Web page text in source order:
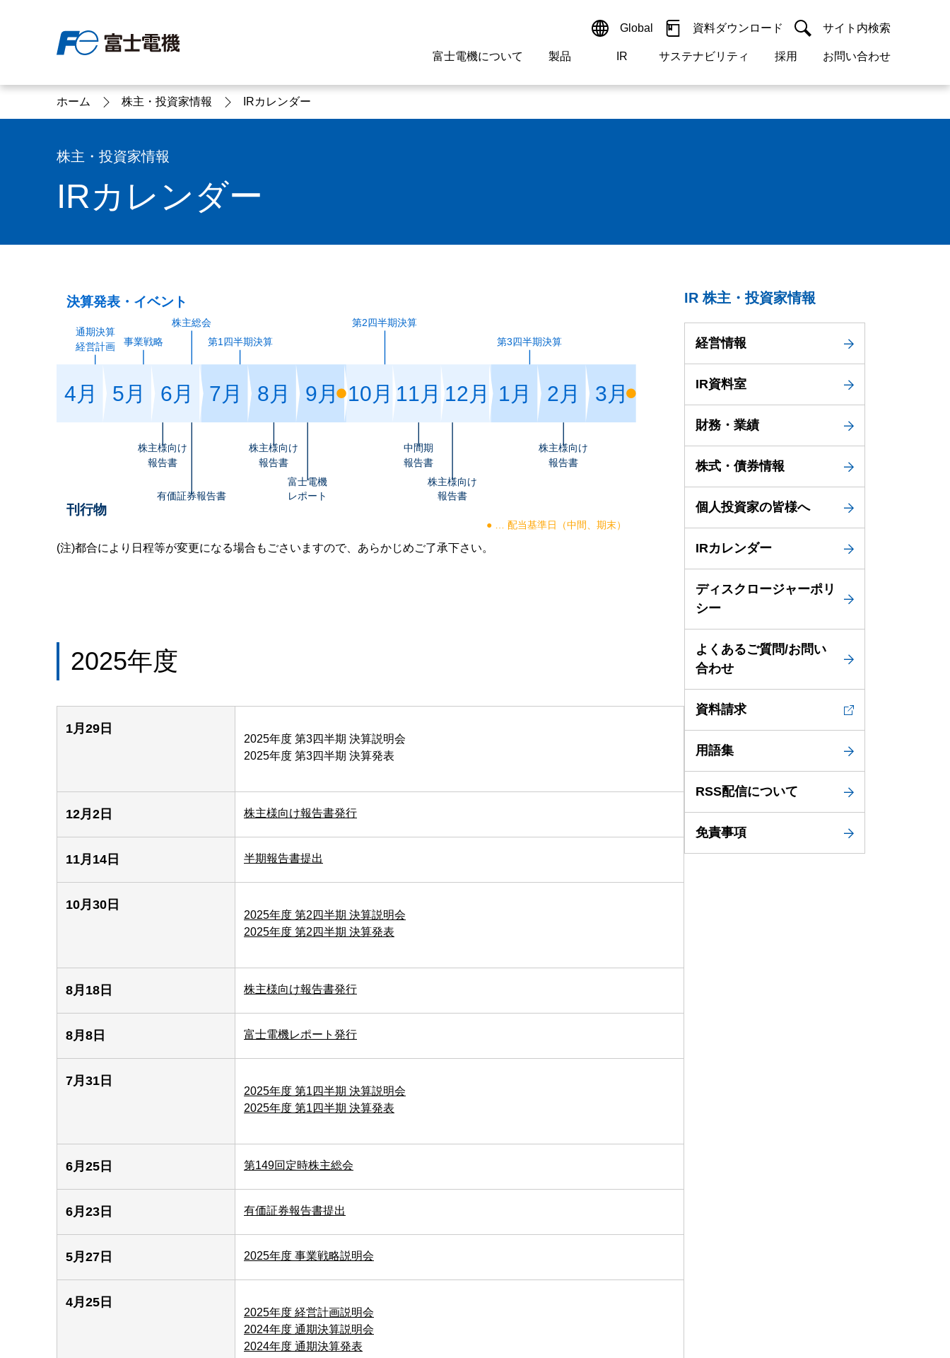
Global 資料ダウンロード サイト内検索
検索
富士電機について
富士電機について
富士電機についてのトップ
製品
製品情報
製品情報のトップへ
半導体
自動販売機・店舗 ソリューション
セミナー・研修情報
IR
IR 株主・投資家情報
株主・投資家情報のトップ
サステナビリティ
サステナビリティ
サステナビリティのトップ
採用
採用情報
採用情報のトップへ
お問い合わせ
お問い合わせ
お問い合わせのトップへ
ホーム 株主・投資家情報 IRカレンダー
株主・投資家情報
IRカレンダー
決算発表・イベント
4月 5月 6月 7月 8月 9月 10月 11月 12月 1月 2月 3月
通期決算
経営計画
事業戦略
株主総会
第1四半期決算
第2四半期決算
第3四半期決算
株主様向け
報告書
有価証券報告書
株主様向け
報告書
富士電機
レポート
中間期
報告書
株主様向け
報告書
株主様向け
報告書
刊行物
● … 配当基準日（中間、期末）
(注)都合により日程等が変更になる場合もごさいますので、あらかじめご了承下さい。
2025年度
1月29日
2025年度 第3四半期 決算説明会
2025年度 第3四半期 決算発表
12月2日 株主様向け報告書発行
11月14日 半期報告書提出
10月30日
2025年度 第2四半期 決算説明会
2025年度 第2四半期 決算発表
8月18日 株主様向け報告書発行
8月8日 富士電機レポート発行
7月31日
2025年度 第1四半期 決算説明会
2025年度 第1四半期 決算発表
6月25日 第149回定時株主総会
6月23日 有価証券報告書提出
5月27日 2025年度 事業戦略説明会
4月25日
2025年度 経営計画説明会
2024年度 通期決算説明会
2024年度 通期決算発表
IR 株主・投資家情報
経営情報
IR資料室
財務・業績
株式・債券情報
個人投資家の皆様へ
IRカレンダー
ディスクロージャーポリ
シー
よくあるご質問/お問い
合わせ
資料請求
用語集
RSS配信について
免責事項